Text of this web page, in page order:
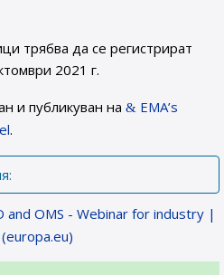
трябва да се регистрират
2021 г.
и публикуван на
EMA’s
.
and OMS - Webinar for industry |